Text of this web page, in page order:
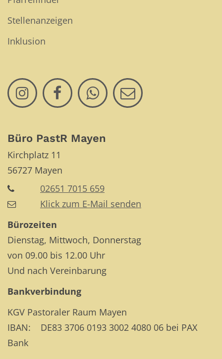
Stellenanzeigen
Inklusion
Büro PastR Mayen
Kirchplatz 11
56727 Mayen
02651 7015 659
Klick zum E-Mail senden
Bürozeiten
Dienstag, Mittwoch, Donnerstag
von 09.00 bis 12.00 Uhr
Und nach Vereinbarung
Bankverbindung
KGV Pastoraler Raum Mayen
IBAN: DE83 3706 0193 3002 4080 06 bei PAX
Bank